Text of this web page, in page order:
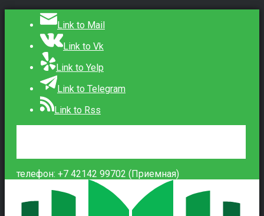
Link to Mail
Link to Vk
Link to Yelp
Link to Telegram
Link to Rss
телефон: +7 42142 99702 (Приемная)